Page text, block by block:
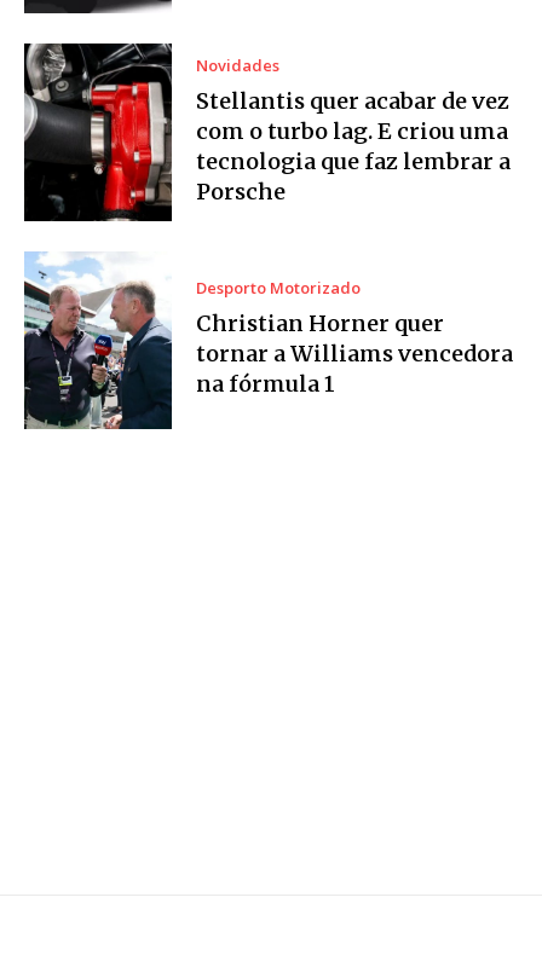
Novidades
Stellantis quer acabar de vez
com o turbo lag. E criou uma
tecnologia que faz lembrar a
Porsche
Desporto Motorizado
Christian Horner quer
tornar a Williams vencedora
na fórmula 1